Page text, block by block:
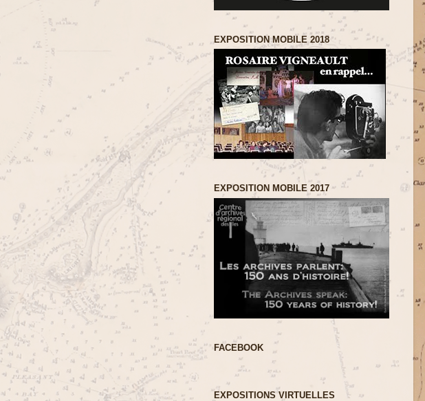
EXPOSITION MOBILE 2018
EXPOSITION MOBILE 2017
FACEBOOK
EXPOSITIONS VIRTUELLES